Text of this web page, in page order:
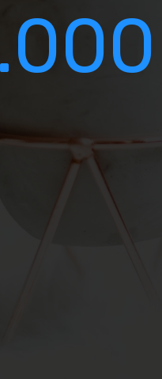
000.CO.IL